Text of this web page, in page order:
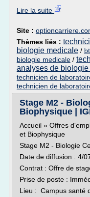
Lire la suite
Site :
Thèmes liés :
biologie medicale /
biologie medicale /
analyses de
technicien de
technicien de
Stage M2 -
Biophysique |
Accueil » Offres
et Biophysique
Stage M2 - Biologie
Date de diffusion : 4/
Contrat : Offre de
Prise de poste :
Lieu : Campus santé